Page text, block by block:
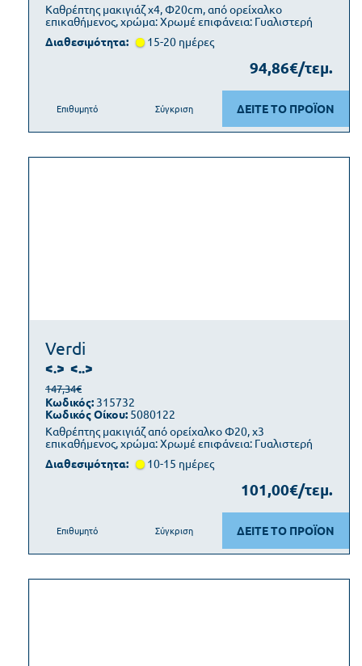
Καθρέπτης μακιγιάζ x4, Φ20cm, από ορείχαλκο
επικαθήμενος, χρώμα: Χρωμέ επιφάνεια: Γυαλιστερή
Διαθεσιμότητα: 15-20 ημέρες
94,86€/τεμ.
ΔΕΙΤΕ ΤΟ ΠΡΟΪΟΝ
Επιθυμητό Σύγκριση
Verdi
<.> <..>
Καθρέπτης μακιγιάζ από ορείχαλκο Φ20, x3
επικαθήμενος, χρώμα: Χρωμέ επιφάνεια: Γυαλιστερή
147,34€
Κωδικός: 315732
Κωδικός Οίκου: 5080122
Διαθεσιμότητα: 10-15 ημέρες
101,00€/τεμ.
ΔΕΙΤΕ ΤΟ ΠΡΟΪΟΝ
Επιθυμητό Σύγκριση